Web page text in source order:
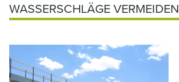
DE
Einkaufsliste
WASSERSCHLÄGE VERMEIDEN